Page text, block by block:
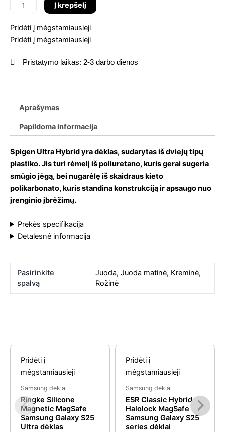
Galaxy
dėklas
Į krepšelį
Pridėti į mėgstamiausieji
Pridėti į mėgstamiausieji
Pristatymo laikas: 2-3 darbo dienos
Aprašymas
Papildoma informacija
Spigen Ultra Hybrid yra dėklas, sudarytas iš dviejų tipų
plastiko. Jis turi rėmelį iš poliuretano, kuris gerai sugeria
smūgio jėgą, bei nugarėlę iš skaidraus kieto
polikarbonato, kuris standina konstrukciją ir apsaugo nuo
įrenginio įbrėžimų.
Prekės specifikacija
Detalesnė informacija
Pasirinkite
spalvą
Juoda, Juoda matinė, Kreminė,
Rožinė
Panašios prekės
Pridėti į
mėgstamiausieji
Samsung dėklai
Ringke Silicone
Magnetic MagSafe
Samsung Galaxy S25
Ultra dėklas
Pridėti į
mėgstamiausieji
Samsung dėklai
ESR Classic Hybrid
Halolock MagSafe
Samsung Galaxy S25
series dėklai
was:
€12.99.